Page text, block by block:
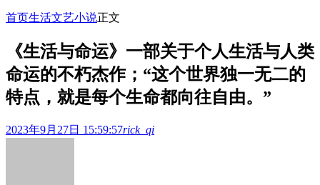
首页生活文艺小说正文
《生活与命运》一部关于个人生活与人类
命运的不朽杰作；“这个世界独一无二的
特点，就是每个生命都向往自由。”
2023年9月27日 15:59:57rick_qi